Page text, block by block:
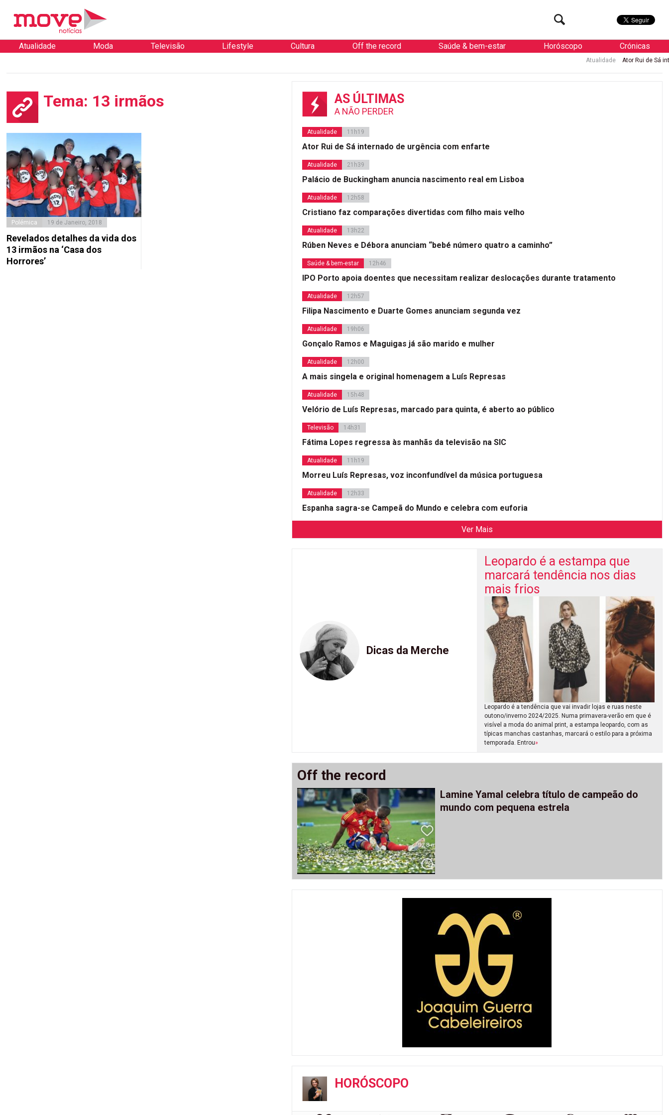
Atualidade Moda Televisão Lifestyle Cultura Off the record Saúde & bem-estar Horóscopo Crónicas
Atualidade Ator Rui de Sá
Tema: 13 irmãos
Polémica 19 de Janeiro, 2018
Revelados detalhes da vida dos
13 irmãos na ‘Casa dos
Horrores’
AS ÚLTIMAS
A NÃO PERDER
Atualidade 11h19
Ator Rui de Sá internado de urgência com enfarte
Atualidade 21h39
Palácio de Buckingham anuncia nascimento real em Lisboa
Atualidade 12h58
Cristiano faz comparações divertidas com filho mais velho
Atualidade 13h22
Rúben Neves e Débora anunciam “bebé número quatro a caminho”
Saúde & bem-estar 12h46
IPO Porto apoia doentes que necessitam realizar deslocações durante tratamento
Atualidade 12h57
Filipa Nascimento e Duarte Gomes anunciam segunda vez
Atualidade 19h06
Gonçalo Ramos e Maguigas já são marido e mulher
Atualidade 12h00
A mais singela e original homenagem a Luís Represas
Atualidade 15h48
Velório de Luís Represas, marcado para quinta, é aberto ao público
Televisão 14h31
Fátima Lopes regressa às manhãs da televisão na SIC
Atualidade 11h19
Morreu Luís Represas, voz inconfundível da música portuguesa
Atualidade 12h33
Espanha sagra-se Campeã do Mundo e celebra com euforia
Ver Mais
Dicas da Merche
Leopardo é a estampa que
marcará tendência nos dias
mais frios
Leopardo é a tendência que vai invadir lojas e ruas neste
outono/inverno 2024/2025. Numa primavera-verão em que é
visível a moda do animal print, a estampa leopardo, com as
típicas manchas castanhas, marcará o estilo para a próxima
temporada. Entrou»
Off the record
Lamine Yamal celebra título de campeão do
mundo com pequena estrela
HORÓSCOPO